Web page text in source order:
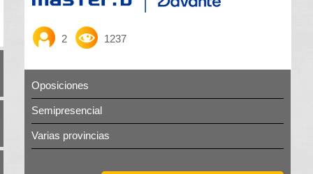
2 1237
Oposiciones
Semipresencial
Varias provincias